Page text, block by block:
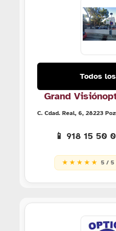
Todos
Grand
C. Cdad. Real, 6, 28223
📱 918 15 50
★ ★ ★ ★ ★ 5 / 5